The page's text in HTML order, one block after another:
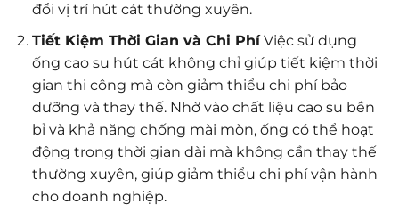
đổi vị trí hút cát thường xuyên.
Tiết Kiệm Thời Gian và Chi PhíViệc sử dụng
ống cao su hút cát không chỉ giúp tiết kiệm thời
gian thi công mà còn giảm thiểu chi phí bảo
dưỡng và thay thế. Nhờ vào chất liệu cao su bền
bỉ và khả năng chống mài mòn, ống có thể hoạt
động trong thời gian dài mà không cần thay thế
thường xuyên, giúp giảm thiểu chi phí vận hành
cho doanh nghiệp.